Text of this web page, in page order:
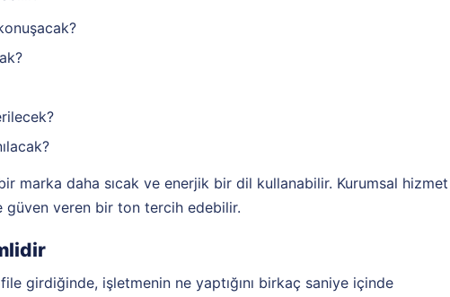
marka daha sıcak ve enerjik bir dil kullanabilir. Kurumsal hizmet
güven veren bir ton tercih edebilir.
girdiğinde, işletmenin ne yaptığını birkaç saniye içinde